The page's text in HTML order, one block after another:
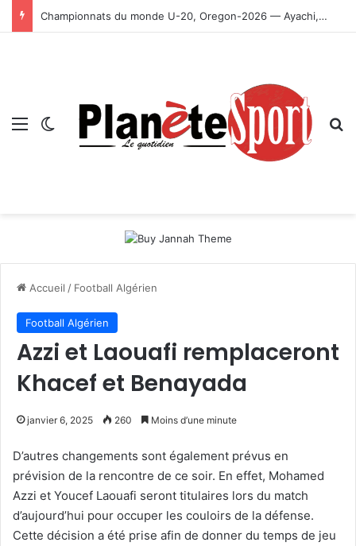
Championnats du monde U-20, Oregon-2026 — Ayachi, Dissa, Touahria et Ghezali en finale
Menu Switch skin
Accueil / Football Algérien
Football Algérien
Azzi et Laouafi remplaceront
Khacef et Benayada
janvier 6, 2025 260 Moins d’une minute
D’autres changements sont également prévus en
prévision de la rencontre de ce soir. En effet, Mohamed
Azzi et Youcef Laouafi seront titulaires lors du match
d’aujourd’hui pour occuper les couloirs de la défense.
Cette décision a été prise afin de donner du temps de jeu